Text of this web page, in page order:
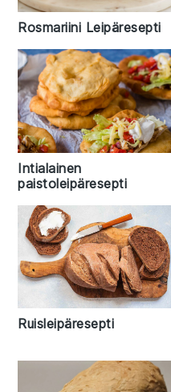
Rosmariini Leipäresepti
Intialainen
paistoleipäresepti
Ruisleipäresepti